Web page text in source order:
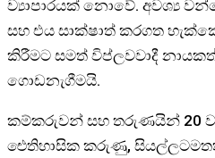
ව්‍යාපාරයක් නොවේ. අවශ්‍ය
සහ එය සාක්ෂාත් කරගත
කිරීමට සමත් විප්ලවවාදී
ගොඩනැගීමයි.
කම්කරුවන් සහ තරුණයින් 20
ඓතිහාසික කරුණු,